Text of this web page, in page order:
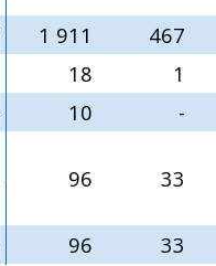
1 911 467
18 1
10 -
96 33
96 33